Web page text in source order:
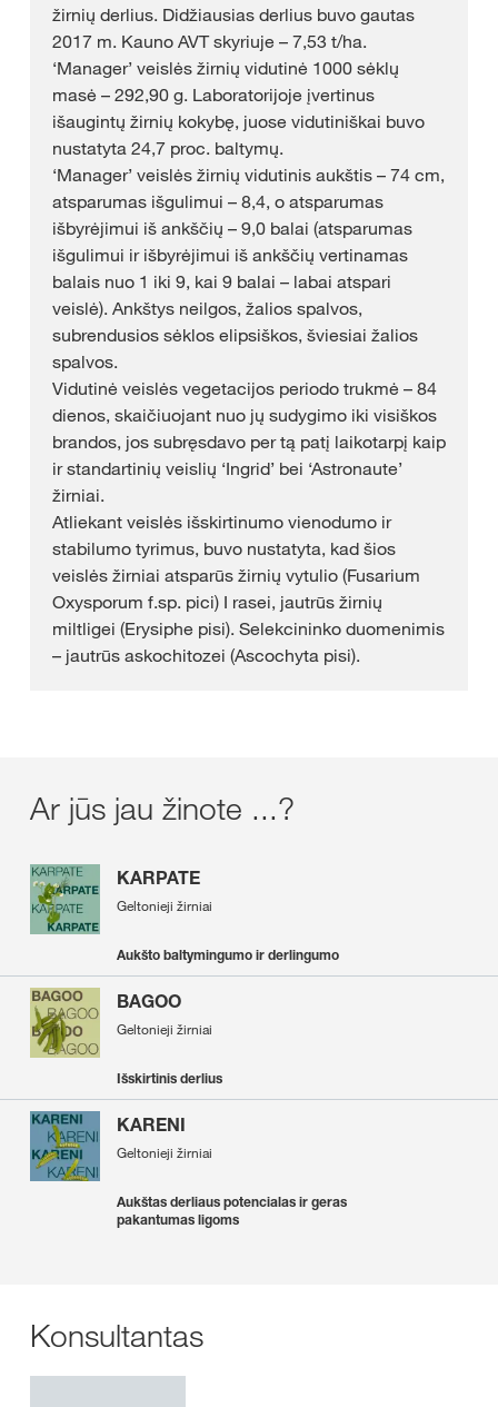
žirnių derlius. Didžiausias derlius buvo gautas
2017 m. Kauno AVT skyriuje – 7,53 t/ha.
‘Manager’ veislės žirnių vidutinė 1000 sėklų
masė – 292,90 g. Laboratorijoje įvertinus
išaugintų žirnių kokybę, juose vidutiniškai buvo
nustatyta 24,7 proc. baltymų.
‘Manager’ veislės žirnių vidutinis aukštis – 74 cm,
atsparumas išgulimui – 8,4, o atsparumas
išbyrėjimui iš ankščių – 9,0 balai (atsparumas
išgulimui ir išbyrėjimui iš ankščių vertinamas
balais nuo 1 iki 9, kai 9 balai – labai atspari
veislė). Ankštys neilgos, žalios spalvos,
subrendusios sėklos elipsiškos, šviesiai žalios
spalvos.
Vidutinė veislės vegetacijos periodo trukmė – 84
dienos, skaičiuojant nuo jų sudygimo iki visiškos
brandos, jos subręsdavo per tą patį laikotarpį kaip
ir standartinių veislių ‘Ingrid’ bei ‘Astronaute’
žirniai.
Atliekant veislės išskirtinumo vienodumo ir
stabilumo tyrimus, buvo nustatyta, kad šios
veislės žirniai atsparūs žirnių vytulio (Fusarium
Oxysporum f.sp. pici) I rasei, jautrūs žirnių
miltligei (Erysiphe pisi). Selekcininko duomenimis
– jautrūs askochitozei (Ascochyta pisi).
Ar jūs jau žinote ...?
KARPATE
Geltonieji žirniai
Aukšto baltymingumo ir derlingumo
BAGOO
Geltonieji žirniai
Išskirtinis derlius
KARENI
Geltonieji žirniai
Aukštas derliaus potencialas ir geras
pakantumas ligoms
Konsultantas